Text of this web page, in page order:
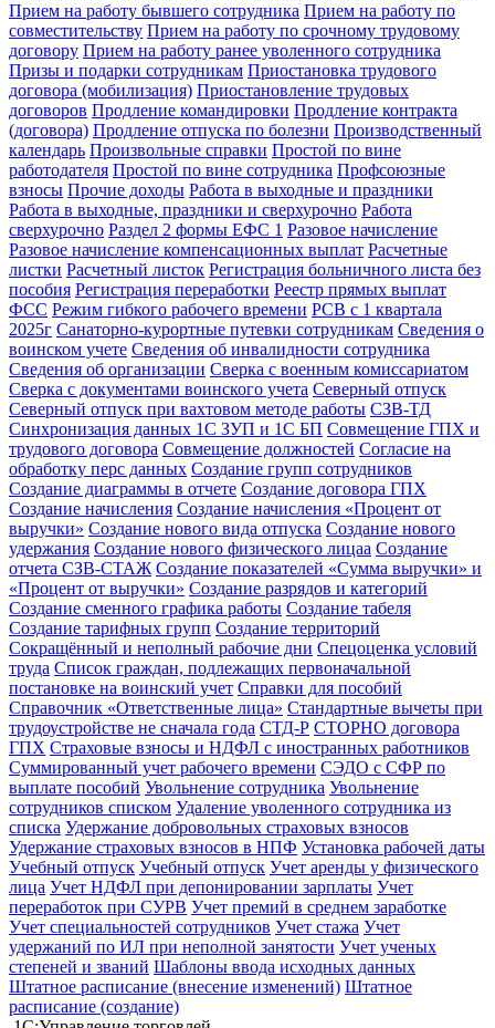
Прием на работу бывшего сотрудника Прием на работу по
совместительству Прием на работу по срочному трудовому
договору Прием на работу ранее уволенного сотрудника
Призы и подарки сотрудникам Приостановка трудового
договора (мобилизация) Приостановление трудовых
договоров Продление командировки Продление контракта
(договора) Продление отпуска по болезни Производственный
календарь Произвольные справки Простой по вине
работодателя Простой по вине сотрудника Профсоюзные
взносы Прочие доходы Работа в выходные и праздники
Работа в выходные, праздники и сверхурочно Работа
сверхурочно Раздел 2 формы ЕФС 1 Разовое начисление
Разовое начисление компенсационных выплат Расчетные
листки Расчетный листок Регистрация больничного листа без
пособия Регистрация переработки Реестр прямых выплат
ФСС Режим гибкого рабочего времени РСВ с 1 квартала
2025г Санаторно-курортные путевки сотрудникам Сведения о
воинском учете Сведения об инвалидности сотрудника
Сведения об организации Сверка с военным комиссариатом
Сверка с документами воинского учета Северный отпуск
Северный отпуск при вахтовом методе работы СЗВ-ТД
Синхронизация данных 1С ЗУП и 1С БП Совмещение ГПХ и
трудового договора Совмещение должностей Согласие на
обработку перс данных Создание групп сотрудников
Создание диаграммы в отчете Создание договора ГПХ
Создание начисления Создание начисления «Процент от
выручки» Создание нового вида отпуска Создание нового
удержания Создание нового физического лицаа Создание
отчета СЗВ-СТАЖ Создание показателей «Сумма выручки» и
«Процент от выручки» Создание разрядов и категорий
Создание сменного графика работы Создание табеля
Создание тарифных групп Создание территорий
Сокращённый и неполный рабочие дни Спецоценка условий
труда Список граждан, подлежащих первоначальной
постановке на воинский учет Справки для пособий
Справочник «Ответственные лица» Стандартные вычеты при
трудоустройстве не сначала года СТД-Р СТОРНО договора
ГПХ Страховые взносы и НДФЛ с иностранных работников
Суммированный учет рабочего времени СЭДО с СФР по
выплате пособий Увольнение сотрудника Увольнение
сотрудников списком Удаление уволенного сотрудника из
списка Удержание добровольных страховых взносов
Удержание страховых взносов в НПФ Установка рабочей даты
Учебный отпуск Учебный отпуск Учет аренды у физического
лица Учет НДФЛ при депонировании зарплаты Учет
переработок при СУРВ Учет премий в среднем заработке
Учет специальностей сотрудников Учет стажа Учет
удержаний по ИЛ при неполной занятости Учет ученых
степеней и званий Шаблоны ввода исходных данных
Штатное расписание (внесение изменений) Штатное
расписание (создание)